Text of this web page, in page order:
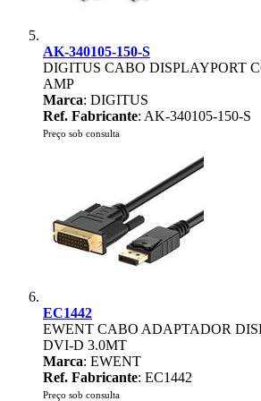
AK-340105-150-S
DIGITUS CABO DISPLAYPORT
AMP
Marca: DIGITUS
Ref. Fabricante: AK-340105-150-S
Preço sob consulta
EC1442
EWENT CABO ADAPTADOR
DVI-D 3.0MT
Marca: EWENT
Ref. Fabricante: EC1442
Preço sob consulta